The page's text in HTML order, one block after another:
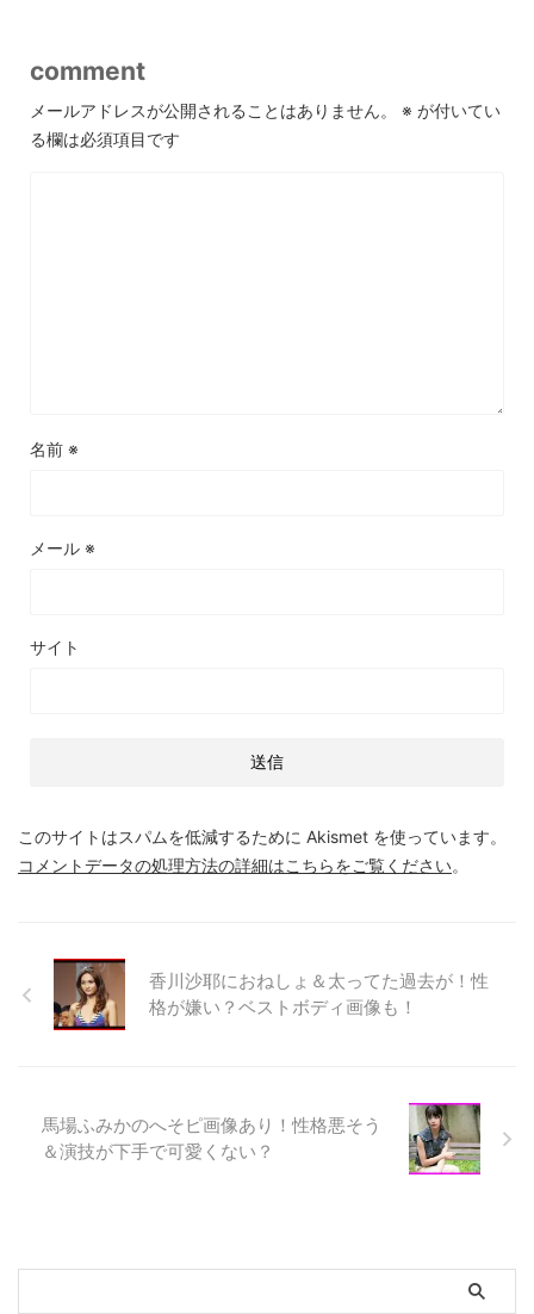
comment
メールアドレスが公開されることはありません。 ※ が付いてい
る欄は必須項目です
名前 ※
メール ※
サイト
このサイトはスパムを低減するために Akismet を使っています。
コメントデータの処理方法の詳細はこちらをご覧ください。
香川沙耶におねしょ＆太ってた過去が！性
格が嫌い？ベストボディ画像も！
馬場ふみかのへそピ画像あり！性格悪そう
＆演技が下手で可愛くない？